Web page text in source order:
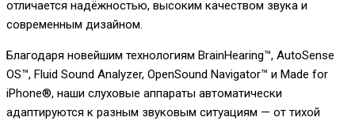
отличается надёжностью, высоким качеством звука и
современным дизайном.
Благодаря новейшим технологиям BrainHearing™, AutoSense
OS™, Fluid Sound Analyzer, OpenSound Navigator™ и Made for
iPhone®, наши слуховые аппараты автоматически
адаптируются к разным звуковым ситуациям — от тихой